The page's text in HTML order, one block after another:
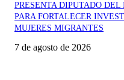
PRESENTA DIPUTADO
PARA FORTALECER
MUJERES MIGRANTES
7 de agosto de 2026